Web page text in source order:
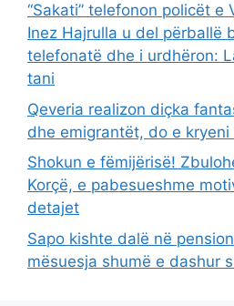
“Sakati” telefonon policët e
Inez Hajrulla u del përballë
telefonatë dhe i urdhëron:
tani
Qeveria realizon diçka
dhe emigrantët, do e kryeni
Shokun e fëmijërisë!
Korçë, e pabesueshme
detajet
Sapo kishte dalë në
mësuesja shumë e dashur